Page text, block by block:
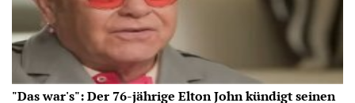
"Das war's": Der 76-jährige Elton John kündigt seinen